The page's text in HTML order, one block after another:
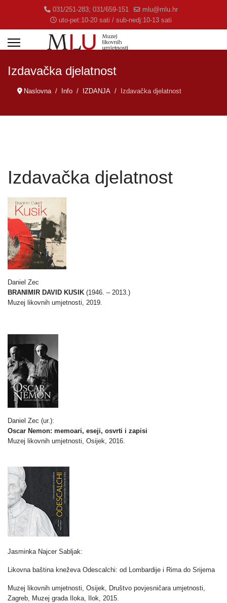
031/251-283; 031/659-151
mlu@mlu.hr
uto-pet:10-20 sati / sub-nedj:10-13 sati
Izdavačka djelatnost
Naslovna Info IZDANJA Izdavačka djelatnost
Izdavačka djelatnost
Daniel Zec
BRANIMIR DAVID KUSIK (1946. – 2013.)
Muzej likovnih umjetnosti, 2019.
Daniel Zec (ur.):
Oscar Nemon: memoari, eseji, osvrti i zapisi
Muzej likovnih umjetnosti, Osijek, 2016.
Jasminka Najcer Sabljak:
Likovna baština kneževa Odescalchi: od Lombardije i Rima do Srijema
Muzej likovnih umjetnosti, Osijek, Društvo povjesničara umjetnosti,
Zagreb, Muzej grada Iloka, Ilok, 2015.